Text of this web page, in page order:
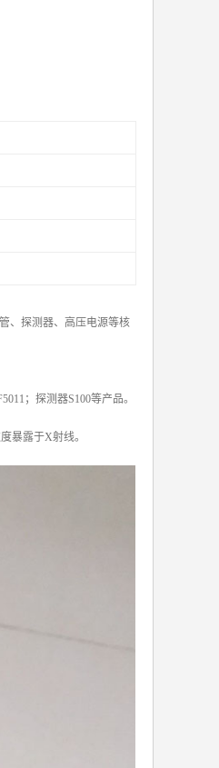
、探测器、高压电源等核
；探测器S100等产品。
暴露于X射线。